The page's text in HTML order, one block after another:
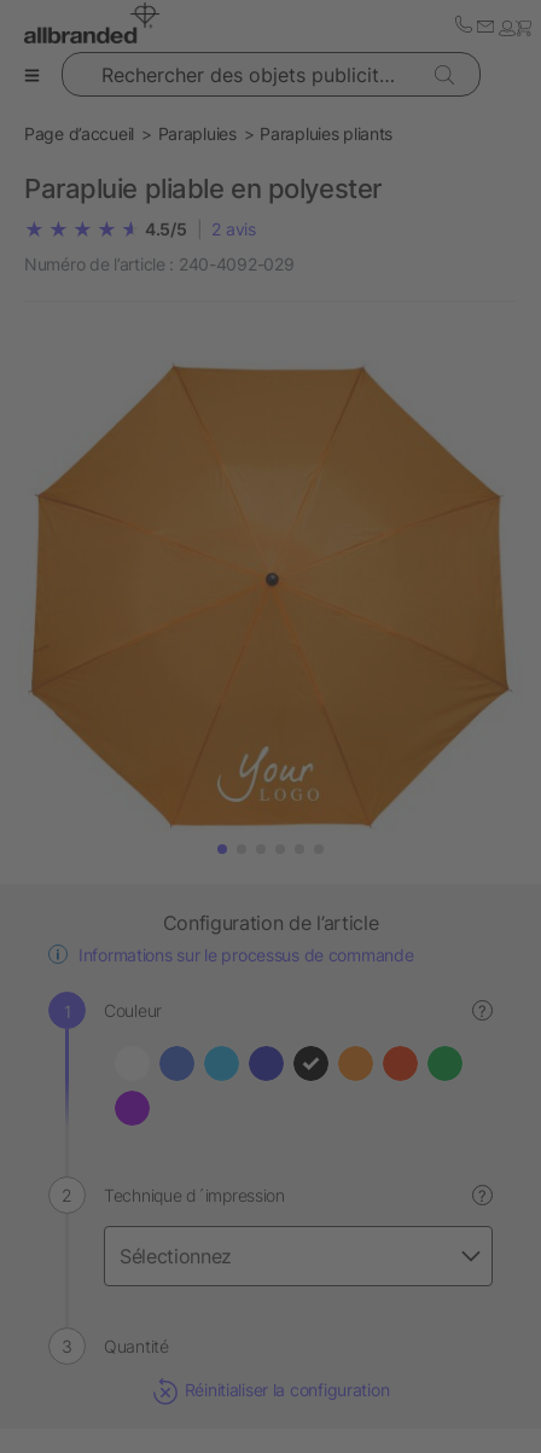
Rechercher des objets publicitaires
Page d’accueil Parapluies Parapluies pliants
Parapluie pliable en polyester
4.5/5 2 avis
Numéro de l’article : 240-4092-029
Configuration de l’article
Informations sur le processus de commande
Couleur ?
Technique d´impression ?
Quantité
Réinitialiser la configuration